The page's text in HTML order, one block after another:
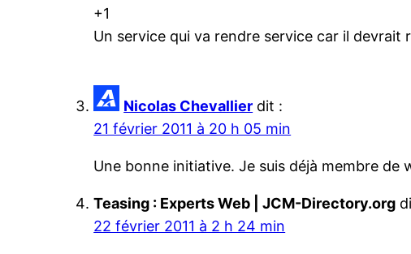
+1
Un service qui va rendre service car il devrait
Nicolas Chevallier dit :
21 février 2011 à 20 h 05 min
Une bonne initiative. Je suis déjà membre
Teasing : Experts Web | JCM-Directory.org
22 février 2011 à 2 h 24 min